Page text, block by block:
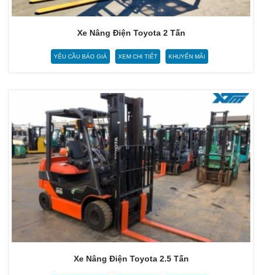
Xe Nâng Điện Toyota 2 Tấn
YÊU CẦU BÁO GIÁ XEM CHI TIẾT KHUYẾN MÃI
Xe Nâng Điện Toyota 2.5 Tấn